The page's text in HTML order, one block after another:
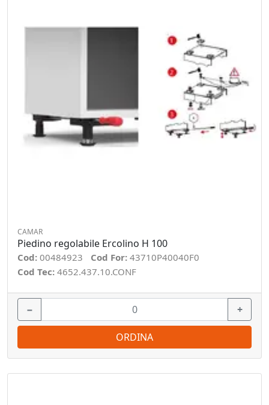
CAMAR
Piedino regolabile Ercolino H 100
Cod: 00484923 Cod For: 43710P40040F0
Cod Tec: 4652.437.10.CONF
− +
ORDINA